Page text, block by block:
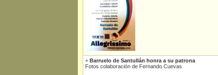
+ Barruelo de Santullán honra a su patrona
Fotos colaboración de Fernando Cuevas